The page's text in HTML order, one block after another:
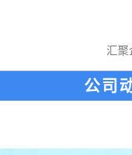
汇聚
公司